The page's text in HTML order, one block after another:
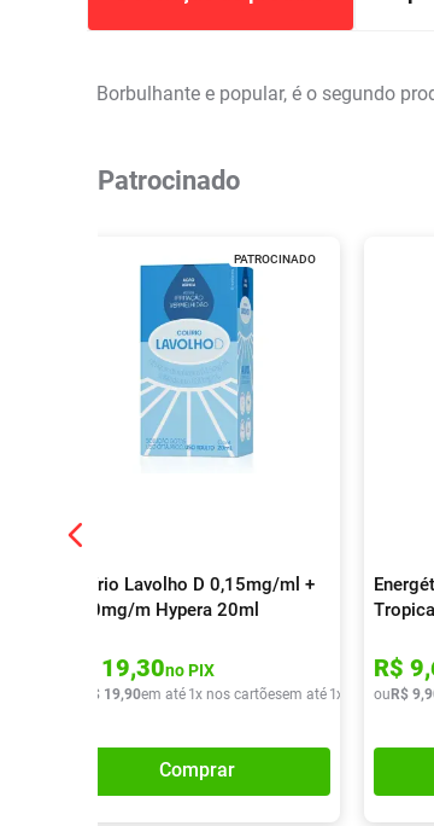
Borbulhante e popular, é o segundo
Patrocinado
PATROCINADO
Colírio Lavolho D 0,15mg/ml +
0,30mg/m Hypera 20ml
19,30no PIX
R$ 19,90em até 1x nos cartõesem até 1x de R$ 19,90
Comprar
R$ 9,
ou R$ 9,